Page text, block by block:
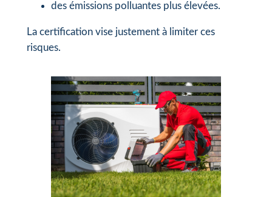
des émissions polluantes plus élevées.
La certification vise justement à limiter ces
risques.